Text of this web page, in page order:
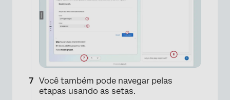
Você também pode navegar pelas
etapas usando as setas.